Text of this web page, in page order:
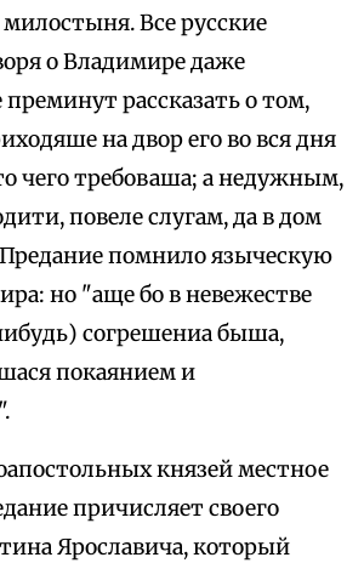
милостыня. Все русские
о Владимире даже
рассказать о том,
на двор его во вся дня
чего требоваша; а недужным,
повеле слугам, да в дом
помнило языческую
но "аще бо в невежестве
согрешениа быша,
покаянием и
князей местное
причисляет своего
Ярославича, который